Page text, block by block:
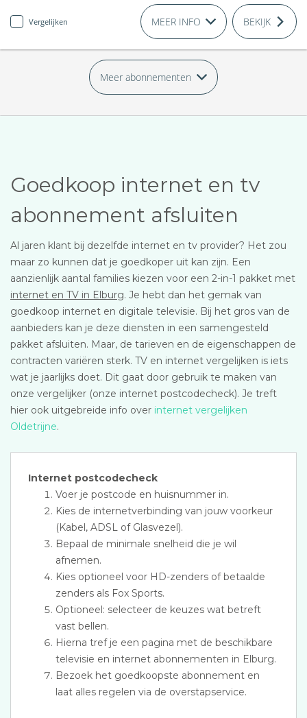
Vergelijken MEER INFO BEKIJK
Meer abonnementen
Goedkoop internet en tv
abonnement afsluiten
Al jaren klant bij dezelfde internet en tv provider? Het zou
maar zo kunnen dat je goedkoper uit kan zijn. Een
aanzienlijk aantal families kiezen voor een 2-in-1 pakket met
internet en TV in Elburg. Je hebt dan het gemak van
goedkoop internet en digitale televisie. Bij het gros van de
aanbieders kan je deze diensten in een samengesteld
pakket afsluiten. Maar, de tarieven en de eigenschappen de
contracten variëren sterk. TV en internet vergelijken is iets
wat je jaarlijks doet. Dit gaat door gebruik te maken van
onze vergelijker (onze internet postcodecheck). Je treft
hier ook uitgebreide info over internet vergelijken
Oldetrijne.
Internet postcodecheck
Voer je postcode en huisnummer in.
Kies de internetverbinding van jouw voorkeur
(Kabel, ADSL of Glasvezel).
Bepaal de minimale snelheid die je wil
afnemen.
Kies optioneel voor HD-zenders of betaalde
zenders als Fox Sports.
Optioneel: selecteer de keuzes wat betreft
vast bellen.
Hierna tref je een pagina met de beschikbare
televisie en internet abonnementen in Elburg.
Bezoek het goedkoopste abonnement en
laat alles regelen via de overstapservice.